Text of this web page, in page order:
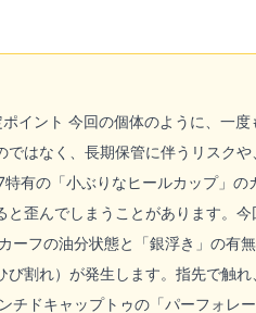
イント 今回の個体のように、一
はなく、長期保管に伴うリスク
有の「小ぶりなヒールカップ」
歪んでしまうことがあります。
フの油分状態と「銀浮き」の有
割れ）が発生します。指先で触
ドキャップトゥの「パーフォレ